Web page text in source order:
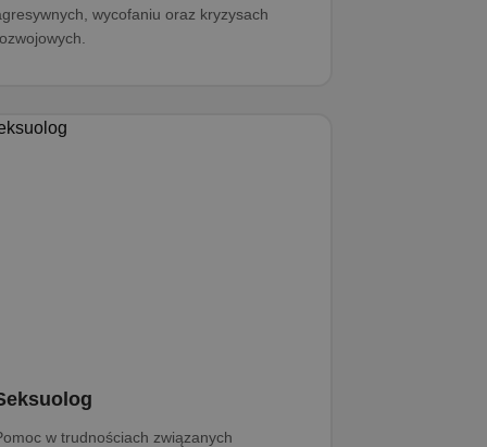
wycofaniu oraz kryzysach
w trudnościach związanych